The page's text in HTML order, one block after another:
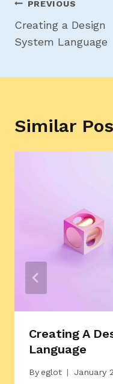
Post
Navigation
PREVIOUS
Creating a Design
System Language
Similar
Creating A
Language
Byeglot January